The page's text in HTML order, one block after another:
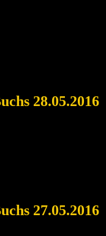
28.05.2016
27.05.2016